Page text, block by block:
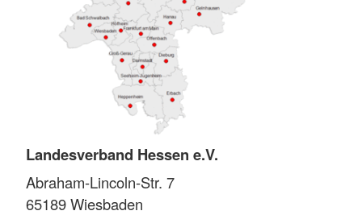
Landesverband Hessen e.V.
Abraham-Lincoln-Str. 7
65189Wiesbaden